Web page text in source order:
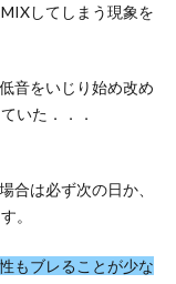
してしまう現象を
音をいじり始め改め
いた．．．
合は必ず次の日か、
。
もブレることが少な